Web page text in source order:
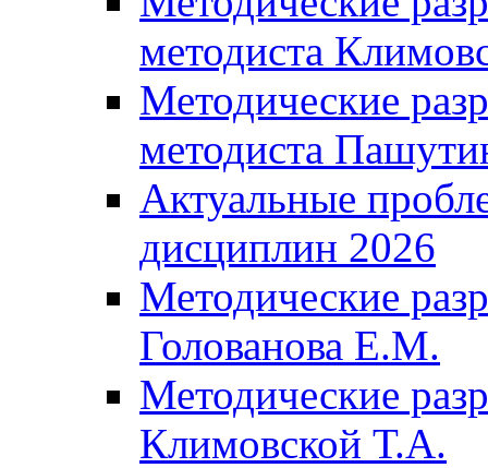
методиста
Методические
методиста
Актуальные
дисциплин 2026
Методические
Голованова Е.М.
Методические
Климовской Т.А.